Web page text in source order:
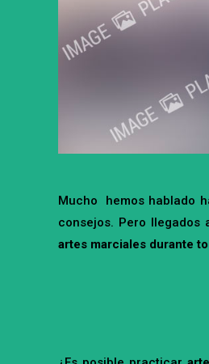
Mucho hemos hablado
consejos. Pero llegados
artes marciales durante